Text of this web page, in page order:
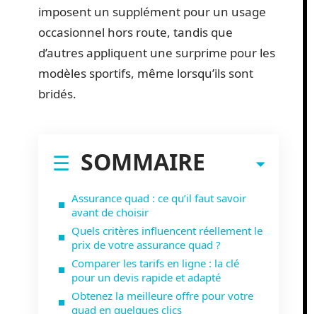
imposent un supplément pour un usage
occasionnel hors route, tandis que
d’autres appliquent une surprime pour les
modèles sportifs, même lorsqu’ils sont
bridés.
SOMMAIRE
Assurance quad : ce qu’il faut savoir
avant de choisir
Quels critères influencent réellement le
prix de votre assurance quad ?
Comparer les tarifs en ligne : la clé
pour un devis rapide et adapté
Obtenez la meilleure offre pour votre
quad en quelques clics